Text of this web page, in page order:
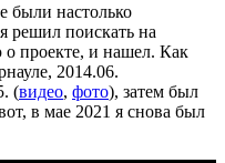
были настолько
решил поискать на
проекте, и нашел. Как
2014.06.
(видео, фото), затем был
в мае 2021 я снова был